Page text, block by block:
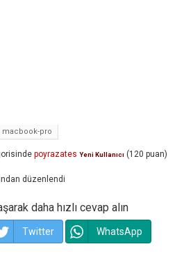
macbook-pro
poyrazates Yeni Kullanıcı (120 puan)
düzenlendi
daha hızlı cevap alın
Twitter WhatsApp